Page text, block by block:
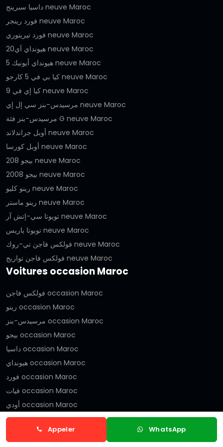
Appeler WhatsApp
داسيا سبرينج neuve Maroc
فورد رينجر neuve Maroc
فورد تيريتوري neuve Maroc
هيونداي آي20 neuve Maroc
هيونداي أيونيك 5 neuve Maroc
كيا بي في 5 كارجو neuve Maroc
كيا إي في 9 neuve Maroc
مرسيدس-بنز سي إل إي neuve Maroc
مرسيدس-بنز فئة G neuve Maroc
أوبل جراندلاند neuve Maroc
أوبل كورسا neuve Maroc
بيجو 208 neuve Maroc
بيجو 2008 neuve Maroc
رينو كليو neuve Maroc
رينو ماستر neuve Maroc
تويوتا سي-إتش آر neuve Maroc
تويوتا ياريس neuve Maroc
فولكس فاجن تي-روك neuve Maroc
فولكس فاجن تواريج neuve Maroc
Voitures occasion Maroc
فولكس فاجن occasion Maroc
رينو occasion Maroc
مرسيدس-بنز occasion Maroc
بيجو occasion Maroc
داسيا occasion Maroc
هيونداي occasion Maroc
فورد occasion Maroc
فيات occasion Maroc
أودي occasion Maroc
بي ام دبليو occasion Maroc
ستروين occasion Maroc